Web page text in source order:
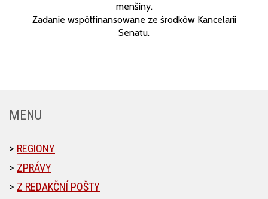
menšiny.
Zadanie współfinansowane ze środków Kancelarii
Senatu.
MENU
REGIONY
ZPRÁVY
Z REDAKČNÍ POŠTY